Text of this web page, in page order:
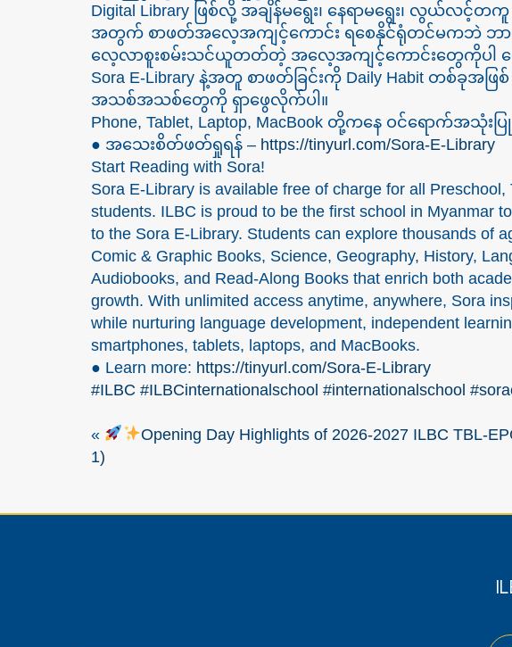
Digital Library ဖြစ်လို့ အချိန်မရွေး၊ နေရာမရွေး၊ လွယ်လ
အတွက် စာဖတ်အလေ့အကျင့်ကောင်း ရစေနိုင်ရုံတင်မကဘဲ ဘ
လေ့လာစူးစမ်းသင်ယူတတ်တဲ့ အလေ့အကျင့်ကောင်းတွေကိုပါ မွေ
Sora E-Library နဲ့အတူ စာဖတ်ခြင်းကို Daily Habit တစ်ခုအ
အသစ်အသစ်တွေကို ရှာဖွေလိုက်ပါ။
Phone, Tablet, Laptop, MacBook တို့ကနေ ဝင်ရောက်အသုံးပြု
● အသေးစိတ်ဖတ်ရှုရန် – https://tinyurl.com/Sora-E-Library
Start Reading with Sora!
Sora E-Library is available free of charge for all
students. ILBC is proud to be the first school in Myanmar
to the Sora E-Library. Students can explore thousands of
Comic & Graphic Books, Science, Geography, History,
Audiobooks, and Read-Along Books that enrich both
growth. With unlimited access anytime, anywhere, Sora
while nurturing language development, independent
smartphones, tablets, laptops, and MacBooks.
● Learn more: https://tinyurl.com/Sora-E-Library
#ILBC #ILBCinternationalschool #internationalschool
«
Opening Day Highlights of 2026-2027 ILBC TBL-
1)